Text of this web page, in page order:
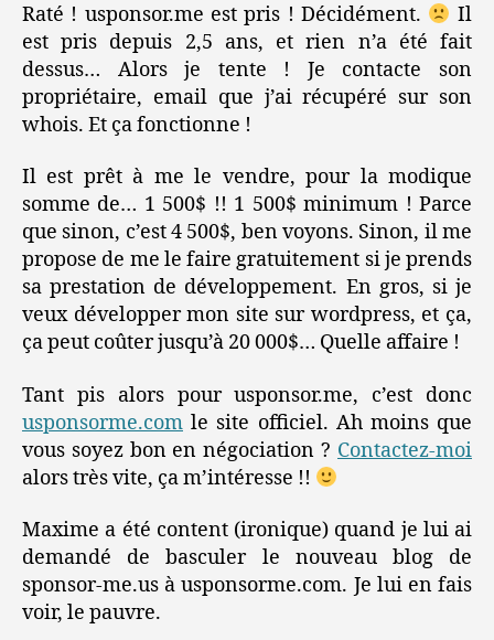
Raté ! usponsor.me est pris ! Décidément.
Il
est pris depuis 2,5 ans, et rien n’a été fait
dessus… Alors je tente ! Je contacte son
propriétaire, email que j’ai récupéré sur son
whois. Et ça fonctionne !
Il est prêt à me le vendre, pour la modique
somme de… 1 500$ !! 1 500$ minimum ! Parce
que sinon, c’est 4 500$, ben voyons. Sinon, il me
propose de me le faire gratuitement si je prends
sa prestation de développement. En gros, si je
veux développer mon site sur wordpress, et ça,
ça peut coûter jusqu’à 20 000$… Quelle affaire !
Tant pis alors pour usponsor.me, c’est donc
usponsorme.com le site officiel. Ah moins que
vous soyez bon en négociation ? Contactez-moi
alors très vite, ça m’intéresse !!
Maxime a été content (ironique) quand je lui ai
demandé de basculer le nouveau blog de
sponsor-me.us à usponsorme.com. Je lui en fais
voir, le pauvre.